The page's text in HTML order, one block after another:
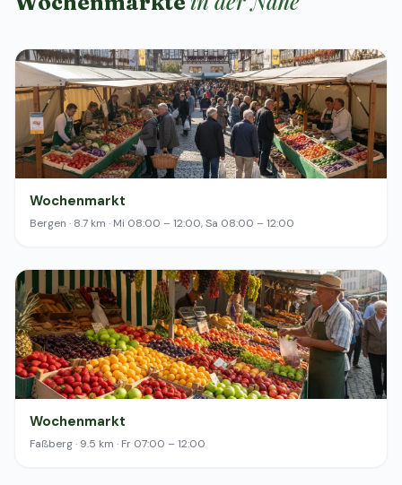
Wochenmarkt
Bergen · 8.7 km · Mi 08:00 – 12:00, Sa 08:00 – 12:00
Wochenmarkt
Faßberg · 9.5 km · Fr 07:00 – 12:00